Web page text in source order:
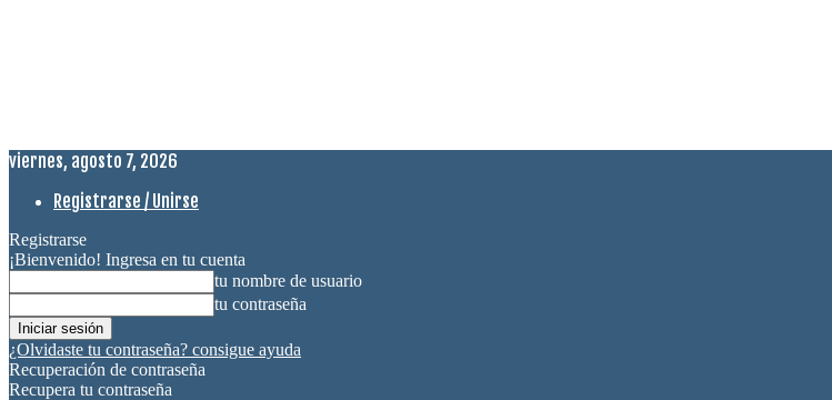
viernes, agosto 7, 2026
Registrarse / Unirse
Registrarse
¡Bienvenido! Ingresa en tu cuenta
tu nombre de usuario
tu contraseña
¿Olvidaste tu contraseña? consigue ayuda
Recuperación de contraseña
Recupera tu contraseña